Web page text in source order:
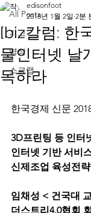
All Posts
기고
영상
스크랩
[biz칼럼: 한
물인터넷 날
목하라
edisonfoot
2018년 1월 2일 2분
한국경제 신문
3D프린팅 등 인터
인터넷 기반 서비
신제조업 육성전
임채성 < 건국대
더스트리4.0협회